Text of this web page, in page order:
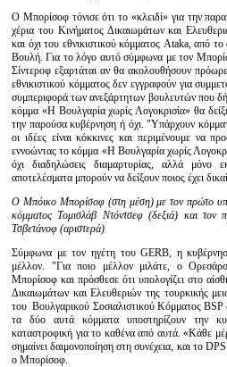
Ο Μπορίσοφ τόνισε ότι το «κλειδί» για την
χέρια του Κινήματος Δικαιωμάτων και
και όχι του εθνικιστικού κόμματος Ataka, από
Βουλή. Για το λόγο αυτό σύμφωνα με τον
Σίντεροφ εξαρτάται αν θα ακολουθήσουν
εθνικιστικού κόμματος δεν εγγραφούν για
συμπεριφορά των ανεξάρτητων βουλευτών που
κόμμα «Η Βουλγαρία χωρίς Λογοκρισία» θα
την παρούσα κυβέρνηση ή όχι. "Υπάρχουν
οι ιδέες είναι κόκκινες και περιμένουμε να
εννοώντας το κόμμα «Η Βουλγαρία χωρίς
όχι διαδηλώσεις διαμαρτυρίας, αλλά μόνο
αποτελέσματα μπορούν να δείξουν ποιος έχει
Ο Μπόικο Μπορίσοφ (στη μέση) με τον πρώτο
κόμματος Τομισλάβ Ντόντσεφ (δεξιά) και
Τσβετάνοφ (αριστερά)
Σύμφωνα με τον ηγέτη του GERB, η
μέλλον. "Για ποιο μέλλον μιλάτε, ο
Μπορίσοφ και πρόσθεσε ότι υπολογίζει στο
Δικαιωμάτων και Ελευθεριών της τουρκικής
του Βουλγαρικού Σοσιαλιστικού Κόμματος BSP
τα δύο αυτά κόμματα υποστηρίζουν την
καταστροφική για το καθένα από αυτά. «Κάθε
σημαίνει δαιμονοποίηση στη συνέχεια, και το
ο Μπορίσοφ.